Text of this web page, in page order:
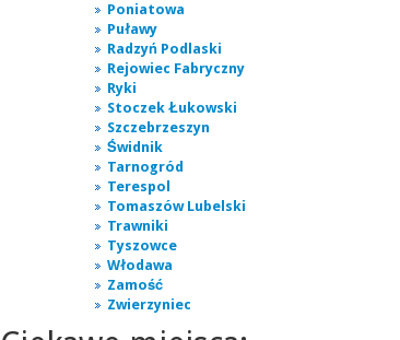
Poniatowa
Puławy
Radzyń Podlaski
Rejowiec Fabryczny
Ryki
Stoczek Łukowski
Szczebrzeszyn
Świdnik
Tarnogród
Terespol
Tomaszów Lubelski
Trawniki
Tyszowce
Włodawa
Zamość
Zwierzyniec